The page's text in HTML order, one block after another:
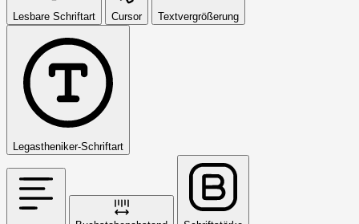
Lesbare Schriftart Cursor Textvergrößerung
Legastheniker-Schriftart